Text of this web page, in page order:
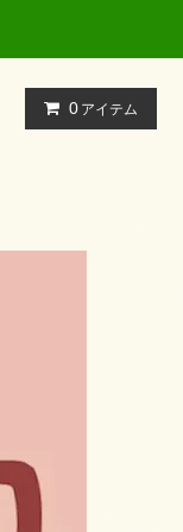
0 アイテム